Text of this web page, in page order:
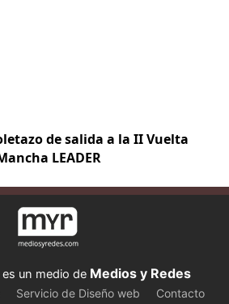
de salida a la II Vuelta
LEADER
un medio de Medios y Redes
Servicio de Diseño web
Contacto